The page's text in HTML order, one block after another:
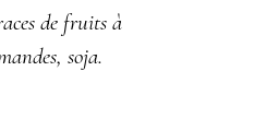
de fruits à
soja.